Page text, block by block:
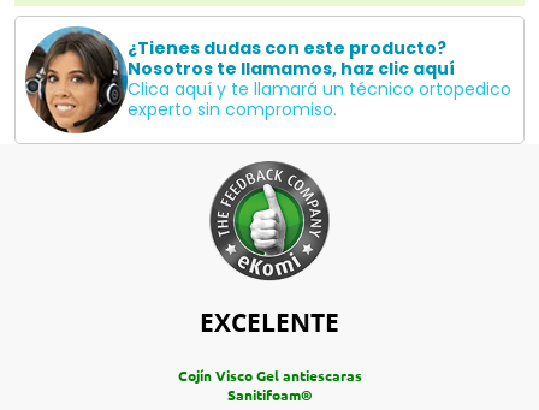
¿Tienes dudas con este producto?
Nosotros te llamamos, haz clic aquí
Clica aquí y te llamará un técnico ortopedico
experto sin compromiso.
EXCELENTE
Cojín Visco Gel antiescaras
Sanitifoam®